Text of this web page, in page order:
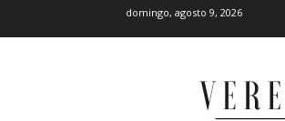
domingo, agosto 9, 2026